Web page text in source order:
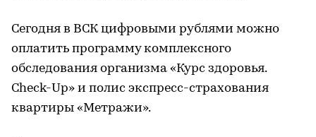
Сегодня в ВСК цифровыми рублями можно
оплатить программу комплексного
обследования организма «Курс здоровья.
Check-Up» и полис экспресс-страхования
квартиры «Метражи».